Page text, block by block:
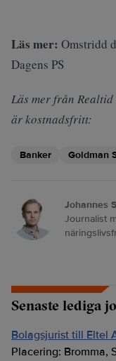
Läs mer: Omstridd
Dagens PS
Läs mer från
är kostnadsfritt:
Banker Goldman
Johannes
Journalist
Senaste lediga
Bolagsjurist till Eltel
Placering: Bromma,